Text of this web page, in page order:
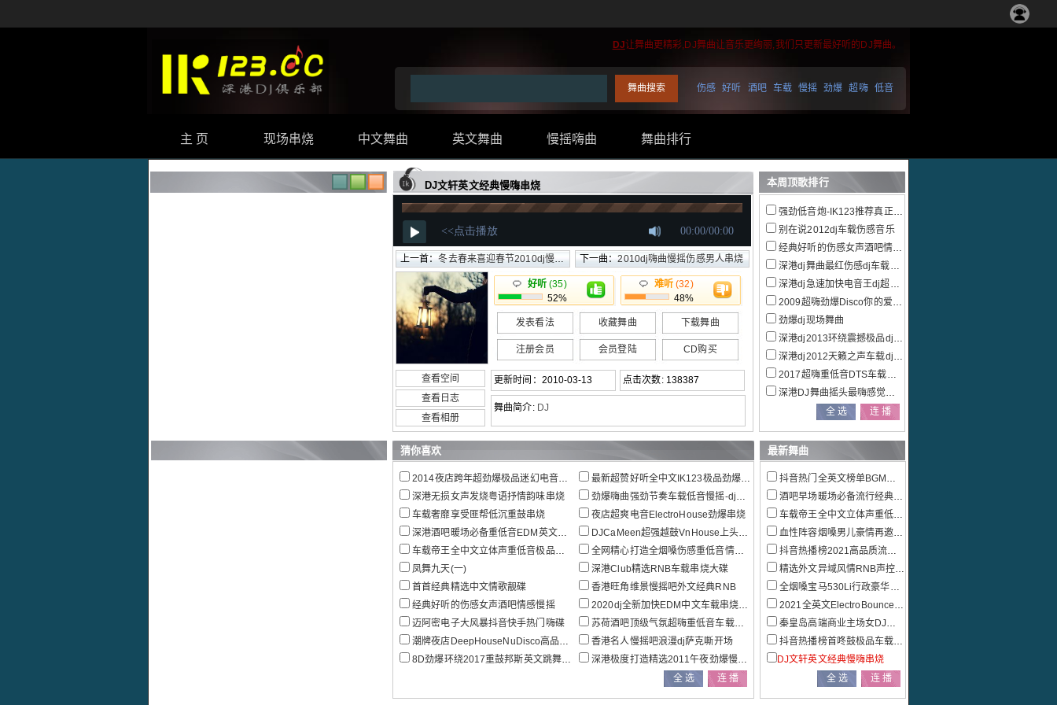
DJ让舞曲更精彩,DJ舞曲让音乐更绚丽,我们只更新最好听的DJ舞曲。
伤感 好听 酒吧 车载 慢摇 劲爆 超嗨 低音
主 页 现场串烧 中文舞曲 英文舞曲 慢摇嗨曲 舞曲排行
..
DJ文轩英文经典慢嗨串烧 本周顶歌排行
上一首：冬去春来喜迎春节2010dj慢摇派对 下一曲：2010dj嗨曲慢摇伤感男人串烧
好听 (35)
52%
难听 (32)
48%
发表看法 收藏舞曲 下载舞曲
注册会员 会员登陆 CD购买
查看空间
查看日志
查看相册
更新时间：2010-03-13 点击次数: 138387
舞曲简介: DJ
强劲低音炮-IK123推荐真正的慢摇跳舞大碟
别在说2012dj车载伤感音乐
经典好听的伤感女声酒吧情感慢摇
深港dj舞曲最红伤感dj车载音乐大碟
深港dj急速加快电音王dj超嗨串烧
2009超嗨劲爆Disco你的爱给了谁串烧
劲爆dj现场舞曲
深港dj2013环绕震撼极品dj电音
深港dj2012天籁之声车载dj音乐大碟
2017超嗨重低音DTS车载电音dj串烧
深港DJ舞曲摇头最嗨感觉全新精品DJ大碟
猜你喜欢 最新舞曲
2014夜店跨年超劲爆极品迷幻电音dj嗨曲
最新超赞好听全中文IK123极品劲爆串烧
深港无损女声发烧粤语抒情韵味串烧
劲爆嗨曲强劲节奏车载低音慢摇-dj刚少
车载奢靡享受匪帮低沉重鼓串烧
夜店超爽电音ElectroHouse劲爆串烧
深港酒吧暖场必备重低音EDM英文车载串烧
DJCaMeen超强越鼓VnHouse上头电音大碟.
车载帝王全中文立体声重低音极品全景串烧
全网精心打造全烟嗓伤感重低音情歌车载串烧
凤舞九天(一)
深港Club精选RNB车载串烧大碟
首首经典精选中文情歌靓碟
香港旺角维景慢摇吧外文经典RNB
经典好听的伤感女声酒吧情感慢摇
2020dj全新加快EDM中文车载串烧大碟
迈阿密电子大风暴抖音快手热门嗨碟
苏荷酒吧顶级气氛超嗨重低音车载串烧
潮牌夜店DeepHouseNuDisco高品位排名榜品牌
香港名人慢摇吧浪漫dj萨克嘶开场
8D劲爆环绕2017重鼓邦斯英文跳舞大碟
深港极度打造精选2011午夜劲爆慢摇串烧
抖音热门全英文榜单BGM车载慢摇特辑
酒吧早场暖场必备流行经典外文串烧
车载帝王全中文立体声重低音极品全景串烧
血性阵容烟嗓男儿豪情再邀兄弟喝杯酒宁音社匠心巨作
抖音热播榜2021高品质流行热播情歌联播发烧大碟
精选外文异域风情RNB声控车载慢摇
全烟嗓宝马530Li行政豪华套装车主定制车载串烧
2021全英文ElectroBounce重低音车载串烧
秦皇岛高端商业主场女DJ多元素EDM电音混音串烧
抖音热播榜首咚鼓极品车载中文串烧大碟
DJ文轩英文经典慢嗨串烧